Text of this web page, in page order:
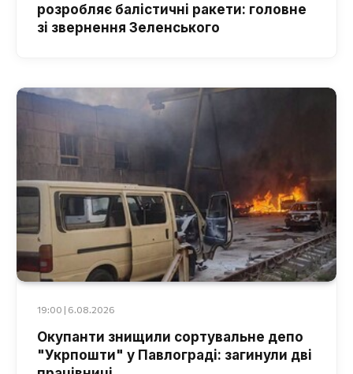
розробляє балістичні ракети: головне
зі звернення Зеленського
19:00 | 6.08.2026
Окупанти знищили сортувальне депо
"Укрпошти" у Павлограді: загинули дві